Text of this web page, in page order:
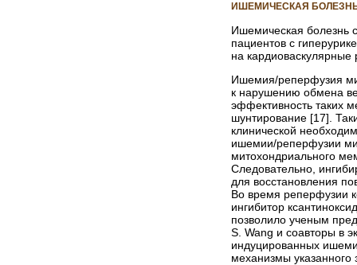
ИШЕМИЧЕСКАЯ
Ишемическая болезнь
пациентов с
на
Ишемия/реперфузия
к нарушению обмена
эффективность таких
шунтирование [17].
клинической
ишемии/реперфузии
митохондриального
Следовательно,
для восстановления
Во время реперфузии
ингибитор
позволило ученым
S. Wang и соавторы в
индуцированных
механизмы указанного